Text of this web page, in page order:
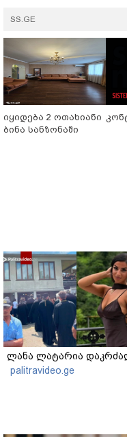
SS.GE
იყიდება 2 ოთახიანი
ბინა სანზონაში
ლანა ლატარია
palitravideo.ge